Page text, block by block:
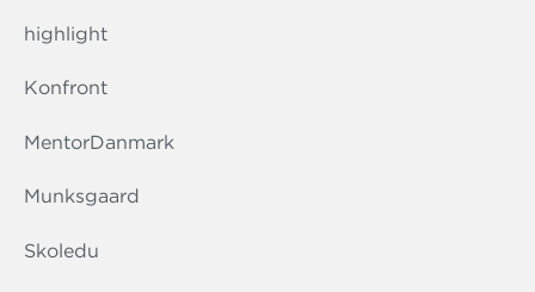
highlight
Konfront
MentorDanmark
Munksgaard
Skoledu